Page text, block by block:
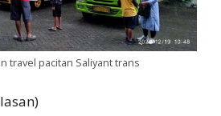
travel pacitan Saliyant trans